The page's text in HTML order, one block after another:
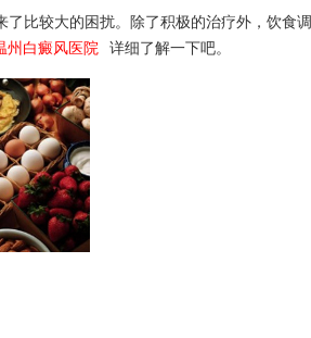
比较大的困扰。除了积极的治疗外，饮食
州白癜风医院 详细了解一下吧。